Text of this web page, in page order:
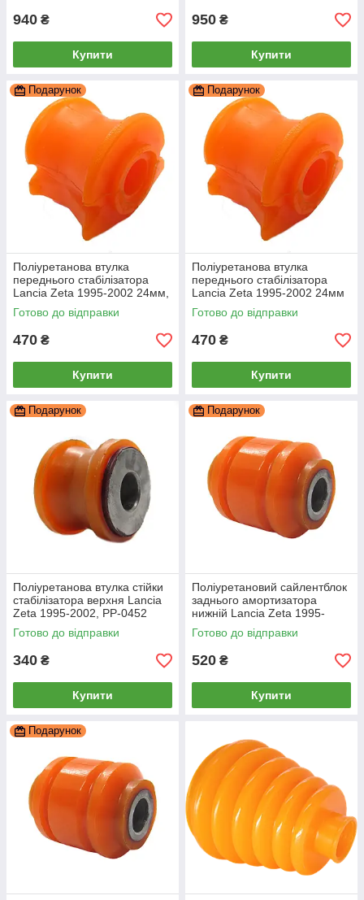
940 ₴
Купити
950 ₴
Купити
Подарунок
Поліуретанова втулка
переднього стабілізатора
Lancia Zeta 1995-2002 24мм,
PP-0021P
Готово до відправки
470 ₴
Купити
Подарунок
Поліуретанова втулка
переднього стабілізатора
Lancia Zeta 1995-2002 24мм
ПІД вироблення, PP-0021P
Готово до відправки
470 ₴
Купити
Подарунок
Поліуретанова втулка стійки
стабілізатора верхня Lancia
Zeta 1995-2002, PP-0452
Готово до відправки
340 ₴
Купити
Подарунок
Поліуретановий сайлентблок
заднього амортизатора
нижній Lancia Zeta 1995-
2002, PP-1064
Готово до відправки
520 ₴
Купити
Подарунок